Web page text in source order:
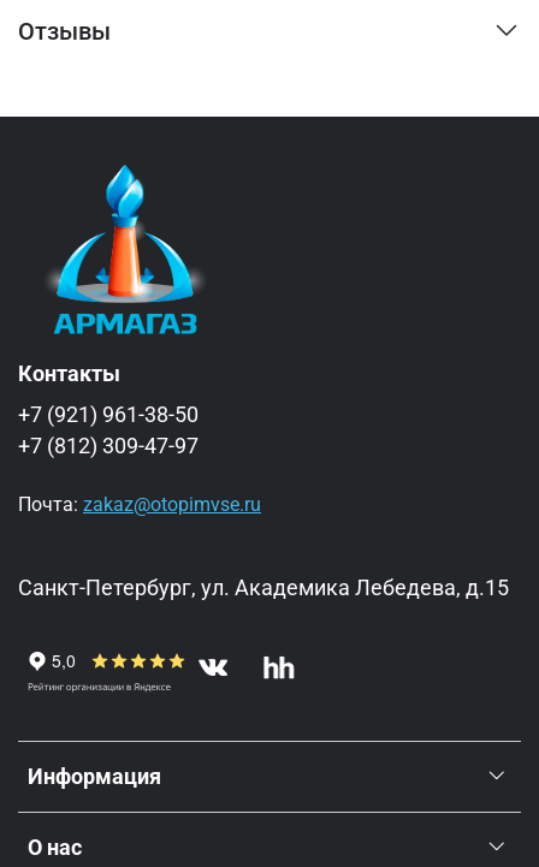
Отзывы
Информация
О нас
Контакты
+7 (921) 961-38-50
+7 (812) 309-47-97
Почта: zakaz@otopimvse.ru
Санкт-Петербург, ул. Академика Лебедева, д.15